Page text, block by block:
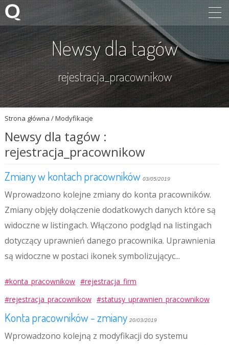
Newsy dla tagów
rejestracja_pracownikow
Strona główna /Modyfikacje
Newsy dla tagów :
rejestracja_pracownikow
Zmiany w kontach pracowników 03/05/2019
Wprowadzono kolejne zmiany do konta pracowników.
Zmiany objęły dołączenie dodatkowych danych które są
widoczne w listingach. Włączono podgląd na listingach
dotyczący uprawnień danego pracownika. Uprawnienia
są widoczne w postaci ikonek symbolizującyc...
#konta_pracownikow #rejestracja_firm
#rejestracja_pracownikow #statusy_uprawnien_pracownikow
Konta pracowników - zmiany 20/03/2019
Wprowadzono kolejną z modyfikacji do systemu